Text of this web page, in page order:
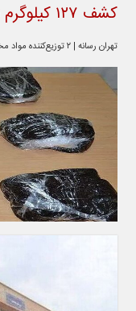
کشف ۱۲۷ کیلوگرم تریاک در ملارد
تهران رسانه | ۲ توزیع‌کننده مواد مخدر با ۱۲۷ کیلوگرم تریاک در ملارد دستگیر شدند.